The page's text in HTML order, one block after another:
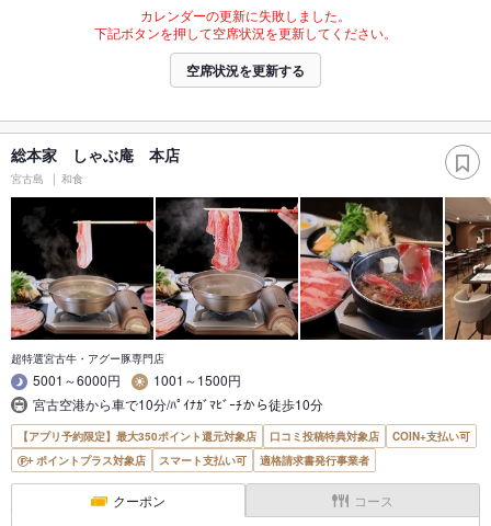
カレンダーの更新に失敗しました。
下記ボタンを押して空席状況を更新してください。
空席状況を更新する
総本家 しゃぶ庵 本店
宮古島 和食
超特選宮古牛・アグー豚専門店
5001～6000円
1001～1500円
宮古空港から車で10分/ﾊﾟｲﾅｶﾞﾏﾋﾞｰﾁから徒歩10分
【アプリ予約限定】最大350ポイント還元対象店 口コミ投稿特典対象店
COIN+支払い可
ポイントプラス対象店
スマート支払い可 適格請求書発行事業者
クーポン コース